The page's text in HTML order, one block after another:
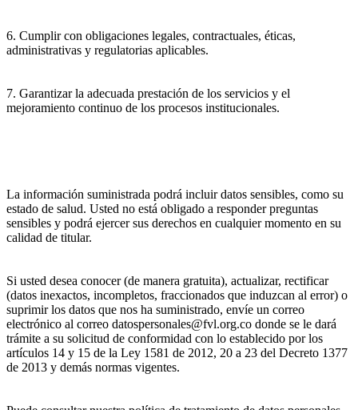
6. Cumplir con obligaciones legales, contractuales, éticas,
administrativas y regulatorias aplicables.
7. Garantizar la adecuada prestación de los servicios y el
mejoramiento continuo de los procesos institucionales.
La información suministrada podrá incluir datos sensibles, como su
estado de salud. Usted no está obligado a responder preguntas
sensibles y podrá ejercer sus derechos en cualquier momento en su
calidad de titular.
Si usted desea conocer (de manera gratuita), actualizar, rectificar
(datos inexactos, incompletos, fraccionados que induzcan al error) o
suprimir los datos que nos ha suministrado, envíe un correo
electrónico al correo datospersonales@fvl.org.co donde se le dará
trámite a su solicitud de conformidad con lo establecido por los
artículos 14 y 15 de la Ley 1581 de 2012, 20 a 23 del Decreto 1377
de 2013 y demás normas vigentes.